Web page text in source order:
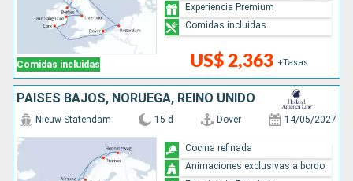
Comidas incluidas US$ 2,363 +Tasas
Experiencia Premium
Comidas incluidas
PAISES BAJOS, NORUEGA, REINO UNIDO
Nieuw Statendam 15 d Dover 14/05/2027
Cocina refinada
Animaciones exclusivas a bordo